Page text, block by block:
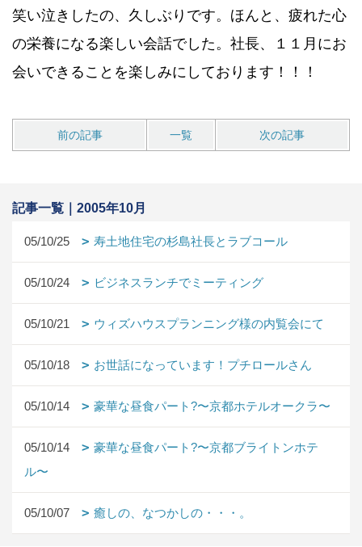
笑い泣きしたの、久しぶりです。ほんと、疲れた心
の栄養になる楽しい会話でした。社長、１１月にお
会いできることを楽しみにしております！！！
前の記事 一覧 次の記事
記事一覧｜2005年10月
05/10/25 寿土地住宅の杉島社長とラブコール
05/10/24 ビジネスランチでミーティング
05/10/21 ウィズハウスプランニング様の内覧会にて
05/10/18 お世話になっています！プチロールさん
05/10/14 豪華な昼食パート?〜京都ホテルオークラ〜
05/10/14
豪華な昼食パート?〜京都ブライトンホテ
ル〜
05/10/07 癒しの、なつかしの・・・。